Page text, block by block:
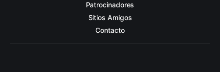
Patrocinadores
Sitios Amigos
Contacto